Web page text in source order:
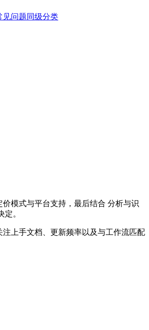
见问题同级分类
价模式与平台支持，最后结合 分析与识
定。
注上手文档、更新频率以及与工作流匹配